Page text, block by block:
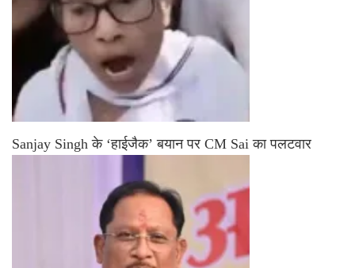
Sanjay Singh के ‘हाईजैक’ बयान पर CM Sai का पलटवार